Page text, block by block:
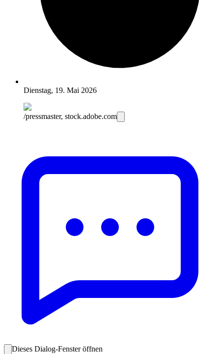
Dienstag, 19. Mai 2026
/pressmaster, stock.adobe.com
Dieses Dialog-Fenster öffnen